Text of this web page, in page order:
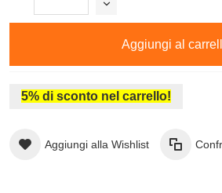
Aggiungi al
5% di sconto nel carrello!
Aggiungi alla Wishlist